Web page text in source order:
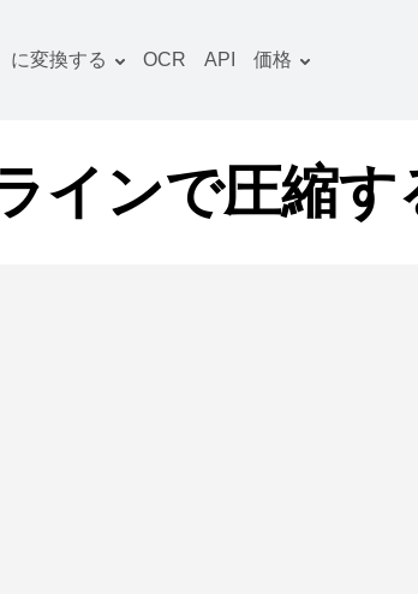
に変換する
音声 コンバーター
OCR API 価格
インで圧縮す